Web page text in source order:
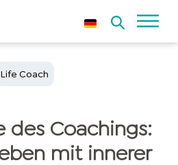
Life Coach
des Coachings:
mit innerer